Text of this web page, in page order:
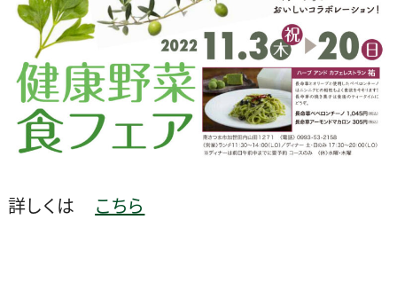
詳しくは こちら